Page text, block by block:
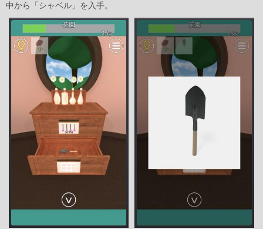
中から「シャベル」を入手。